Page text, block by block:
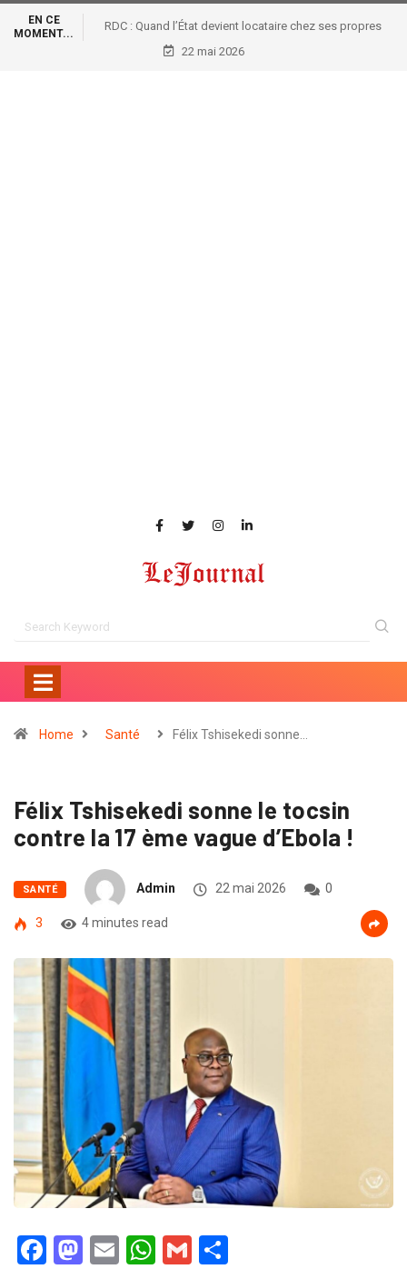
EN CE
MOMENT...
RDC : Quand l’État devient locataire chez ses propres
voleurs !: RDC : Quand l’État devient locataire chez ses
22 mai 2026
Home Santé Félix Tshisekedi sonne…
Félix Tshisekedi sonne le tocsin
contre la 17 ème vague d’Ebola !
SANTÉ Admin 22 mai 2026 0
3 4 minutes read
Facebook
Mastodon
EmailWhatsApp
Gmail